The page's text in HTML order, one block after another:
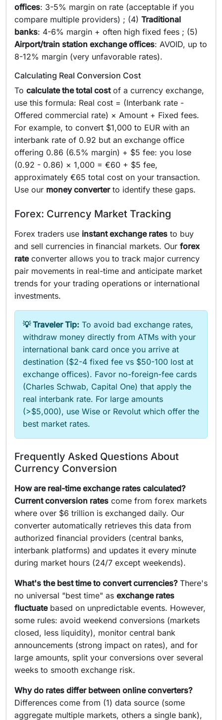
offices: 3-5% margin on rate (acceptable if you
compare multiple providers) ; (4) Traditional
banks: 4-6% margin + often high fixed fees ; (5)
Airport/train station exchange offices: AVOID, up to
8-12% margin (very unfavorable rates).
Calculating Real Conversion Cost
To calculate the total costof a currency exchange,
use this formula: Real cost = (Interbank rate -
Offered commercial rate) × Amount + Fixed fees.
For example, to convert $1,000 to EUR with an
interbank rate of 0.92 but an exchange office
offering 0.86 (6.5% margin) + $5 fee: you lose
(0.92 - 0.86) × 1,000 = €60 + $5 fee,
approximately €65 total cost on your transaction.
Use our money converterto identify these gaps.
Forex: Currency Market Tracking
Forex traders use instant exchange rates to buy
and sell currencies in financial markets. Our forex
rateconverter allows you to track major currency
pair movements in real-time and anticipate market
trends for your trading operations or international
investments.
💡 Traveler Tip: To avoid bad exchange rates,
withdraw money directly from ATMs with your
international bank card once you arrive at
destination ($2-4 fixed fee vs $50-100 lost at
exchange offices). Favor no-foreign-fee cards
(Charles Schwab, Capital One) that apply the
real interbank rate. For large amounts
(>$5,000), use Wise or Revolut which offer the
best market rates.
Frequently Asked Questions About
Currency Conversion
How are real-time exchange rates calculated?
Current conversion rates come from forex markets
where over $6 trillion is exchanged daily. Our
converter automatically retrieves this data from
authorized financial providers (central banks,
interbank platforms) and updates it every minute
during market hours (24/7 except weekends).
What's the best time to convert currencies?There's
no universal "best time" as exchange rates
fluctuatebased on unpredictable events. However,
some rules: avoid weekend conversions (markets
closed, less liquidity), monitor central bank
announcements (strong impact on rates), and for
large amounts, split your conversions over several
weeks to smooth exchange risk.
Why do rates differ between online converters?
Differences come from (1) data source (some
aggregate multiple markets, others a single bank),